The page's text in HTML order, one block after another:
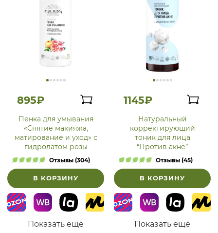
895₽
Пенка для умывания
«Снятие макияжа,
матирование и уход» с
гидролатом розы
Отзывы (304)
В КОРЗИНУ
Показать ещё
1145₽
Натуральный
корректирующий
тоник для лица
“Против акне”
Отзывы (45)
В КОРЗИНУ
Показать ещё